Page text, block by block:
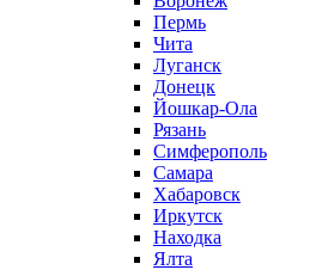
Пермь
Чита
Луганск
Донецк
Йошкар-Ола
Рязань
Симферополь
Самара
Хабаровск
Иркутск
Находка
Ялта